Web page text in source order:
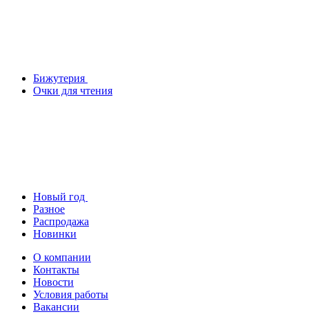
Бижутерия
Очки для чтения
Новый год
Разное
Распродажа
Новинки
О компании
Контакты
Новости
Условия работы
Вакансии